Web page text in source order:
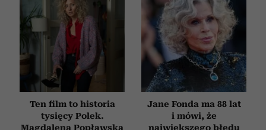
Ten film to historia
tysięcy Polek.
Magdalena Popławska
Jane Fonda ma 88 lat
i mówi, że
największego błędu